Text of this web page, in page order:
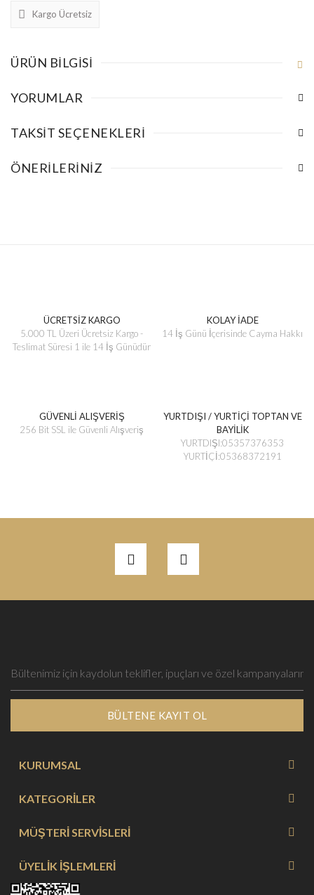
Kargo Ücretsiz
ÜRÜN BILGISI
YORUMLAR
TAKSIT SEÇENEKLERI
ÖNERILERINIZ
ÜCRETSİZ KARGO
5.000 TL Üzeri Ücretsiz Kargo -
Teslimat Süresi 1 ile 14 İş Günüdür
KOLAY İADE
14 İş Günü İçerisinde Cayma Hakkı
GÜVENLİ ALIŞVERİŞ
256 Bit SSL ile Güvenli Alışveriş
YURTDIŞI / YURTİÇİ TOPTAN VE
BAYİLİK
YURTDIŞI:05357376353
YURTİÇİ:05368372191
BÜLTENE KAYIT OL
KURUMSAL
KATEGORİLER
MÜŞTERİ SERVİSLERİ
ÜYELİK İŞLEMLERİ